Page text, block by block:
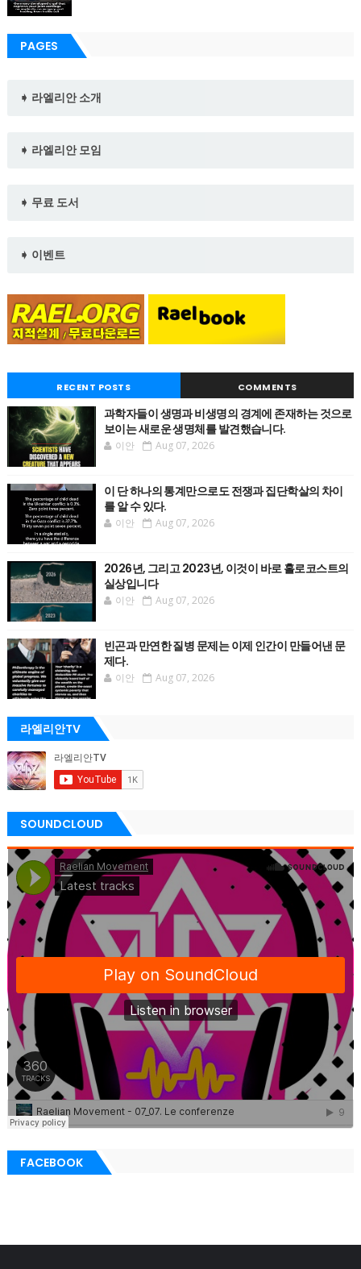
PAGES
➧ 라엘리안 소개
➧ 라엘리안 모임
➧ 무료 도서
➧ 이벤트
RECENT POSTS COMMENTS
과학자들이 생명과 비생명의 경계에 존재하는 것으로
보이는 새로운 생명체를 발견했습니다.
이안 Aug 07, 2026
이 단 하나의 통계만으로도 전쟁과 집단학살의 차이
를 알 수 있다.
이안 Aug 07, 2026
2026년, 그리고 2023년, 이것이 바로 홀로코스트의
실상입니다
이안 Aug 07, 2026
빈곤과 만연한 질병 문제는 이제 인간이 만들어낸 문
제다.
이안 Aug 07, 2026
라엘리안TV
SOUNDCLOUD
FACEBOOK